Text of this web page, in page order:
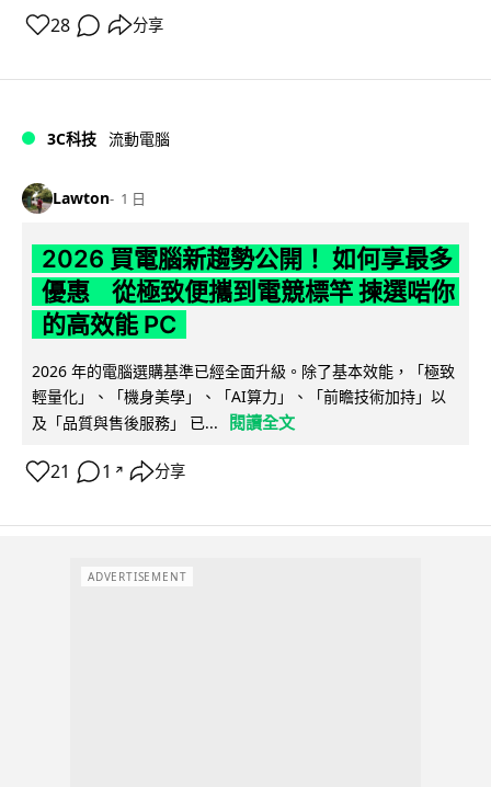
28 分享
3C科技 流動電腦
Lawton 1 日
2026 買電腦新趨勢公開！ 如何享最多
優惠 從極致便攜到電競標竿 揀選啱你
的高效能 PC
2026 年的電腦選購基準已經全面升級。除了基本效能，「極致
輕量化」、「機身美學」、「AI算力」、「前瞻技術加持」以
及「品質與售後服務」 已...
閱讀全文
21 1 ↗ 分享
ADVERTISEMENT